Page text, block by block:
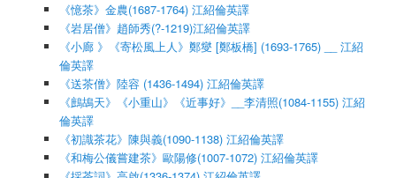
《憶茶》金農(1687-1764) 江紹倫英譯
《岩居僧》趙師秀(?-1219)江紹倫英譯
《小廊 》《寄松風上人》鄭燮 [鄭板橋] (1693-1765) __ 江紹
倫英譯
《送茶僧》陸容 (1436-1494) 江紹倫英譯
《鷓鴣天》《小重山》《近事好》__李清照(1084-1155) 江紹
倫英譯
《初識茶花》陳與義(1090-1138) 江紹倫英譯
《和梅公儀嘗建茶》歐陽修(1007-1072) 江紹倫英譯